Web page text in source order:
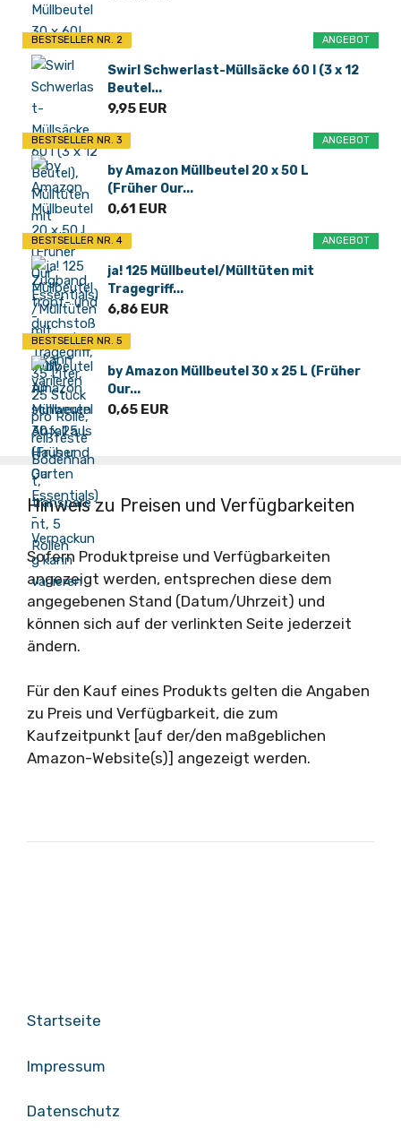
ANGEBOT
BESTSELLER NR. 2
Swirl Schwerlast-Müllsäcke 60 l (3 x 12
Beutel...
9,95 EUR
ANGEBOT
BESTSELLER NR. 3
by Amazon Müllbeutel 20 x 50 L
(Früher Our...
0,61 EUR
ANGEBOT
BESTSELLER NR. 4
ja! 125 Müllbeutel/Mülltüten mit
Tragegriff...
6,86 EUR
BESTSELLER NR. 5
by Amazon Müllbeutel 30 x 25 L (Früher
Our...
0,65 EUR
Hinweis zu Preisen und Verfügbarkeiten
Sofern Produktpreise und Verfügbarkeiten
angezeigt werden, entsprechen diese dem
angegebenen Stand (Datum/Uhrzeit) und
können sich auf der verlinkten Seite jederzeit
ändern.
Für den Kauf eines Produkts gelten die Angaben
zu Preis und Verfügbarkeit, die zum
Kaufzeitpunkt [auf der/den maßgeblichen
Amazon-Website(s)] angezeigt werden.
Startseite
Impressum
Datenschutz